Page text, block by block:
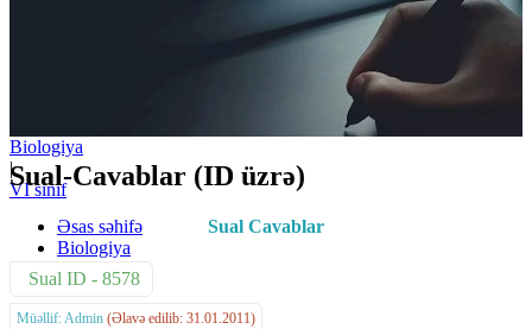
Sual-Cavablar (ID üzrə)
Əsas səhifə
Biologiya
Biologiya
|
VI sinif
Sual Cavablar
Sual ID - 8578
Müəllif: Admin (Əlavə edilib: 31.01.2011)